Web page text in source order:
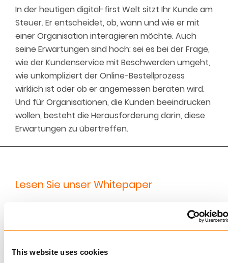
This website uses cookies
In der heutigen digital-first Welt sitzt Ihr Kunde am
Steuer. Er entscheidet, ob, wann und wie er mit
einer Organisation interagieren möchte. Auch
seine Erwartungen sind hoch: sei es bei der Frage,
wie der Kundenservice mit Beschwerden umgeht,
wie unkompliziert der Online-Bestellprozess
wirklich ist oder ob er angemessen beraten wird.
Und für Organisationen, die Kunden beeindrucken
wollen, besteht die Herausforderung darin, diese
Erwartungen zu übertreffen.
Lesen Sie unser Whitepaper